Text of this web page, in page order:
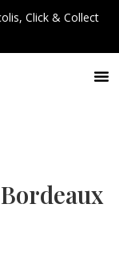
Click & Collect